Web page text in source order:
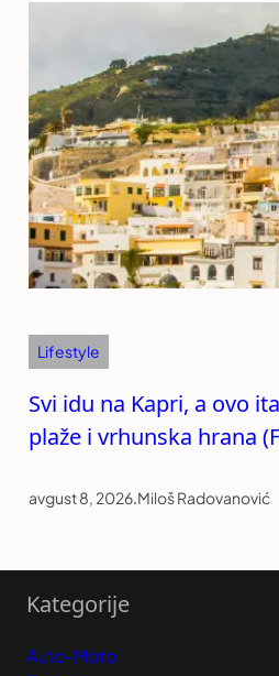
Lifestyle
Svi idu na Kapri, a ovo
plaže i vrhunska hrana
avgust 8, 2026.Miloš Radovanović
Kategorije
Auto-Moto